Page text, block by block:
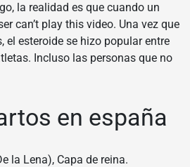
la realidad es que cuando un
can’t play this video. Una vez que
el esteroide se hizo popular entre
Incluso las personas que no
en españa
la Lena), Capa de reina.